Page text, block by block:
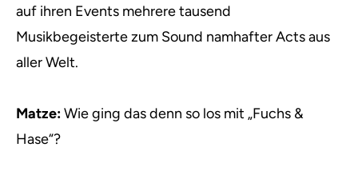
auf ihren Events mehrere tausend
Musikbegeisterte zum Sound namhafter Acts aus
aller Welt.
Matze:Wie ging das denn so los mit „Fuchs &
Hase“?